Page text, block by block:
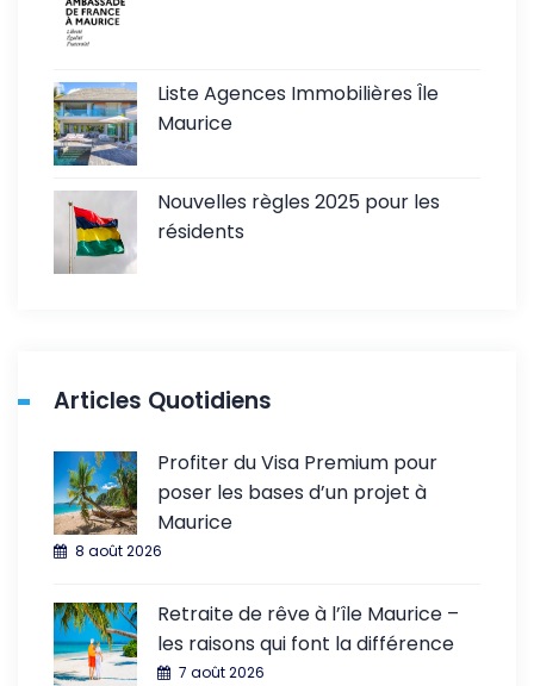
Liste Agences Immobilières Île
Maurice
Nouvelles règles 2025 pour les
résidents
Articles Quotidiens
Profiter du Visa Premium pour
poser les bases d’un projet à
Maurice
8 août 2026
Retraite de rêve à l’île Maurice –
les raisons qui font la différence
7 août 2026